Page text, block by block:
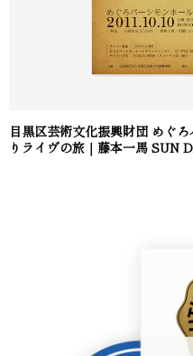
目黒区芸術文化振興財団 めぐ
りライヴの旅｜藤本一馬 SUN